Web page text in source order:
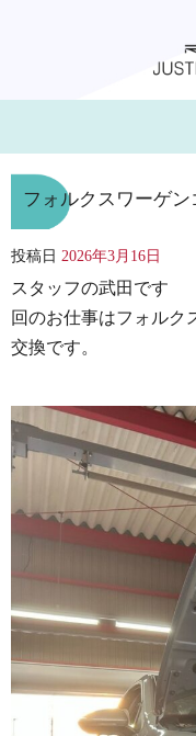
フォルクスワーゲ
投稿日 2026年3月16日
スタッフの武田です
回のお仕事はフォルク
交換です。